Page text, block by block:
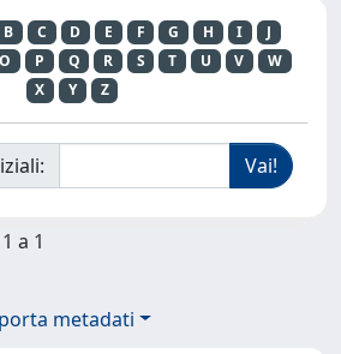
B C D E F G H I
J
O P Q R S T U V
W
X
Y Z
a 1
metadati